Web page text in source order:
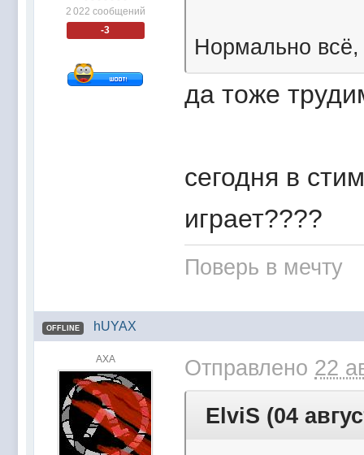
2 022 сообщений
-3
Нормально
да тоже
сегодня в
играет????
Поверь в мечту
OFFLINE hUYAX
АХА Отправлено 22
ElviS (04